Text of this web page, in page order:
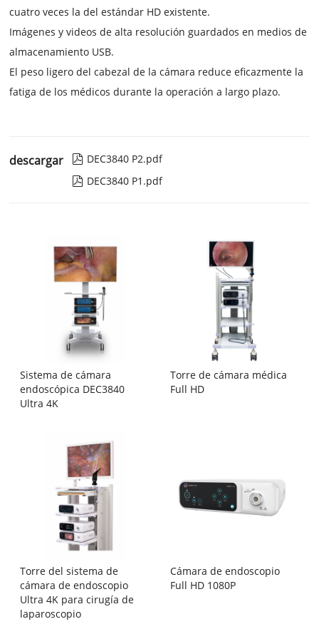
cuatro veces la del estándar HD existente.
Imágenes y videos de alta resolución guardados en medios de
almacenamiento USB.
El peso ligero del cabezal de la cámara reduce eficazmente la
fatiga de los médicos durante la operación a largo plazo.
descargar  DEC3840 P2.pdf
 DEC3840 P1.pdf
Sistema de cámara
endoscópica DEC3840
Ultra 4K
Torre de cámara médica
Full HD
Torre del sistema de
cámara de endoscopio
Ultra 4K para cirugía de
laparoscopio
Cámara de endoscopio
Full HD 1080P